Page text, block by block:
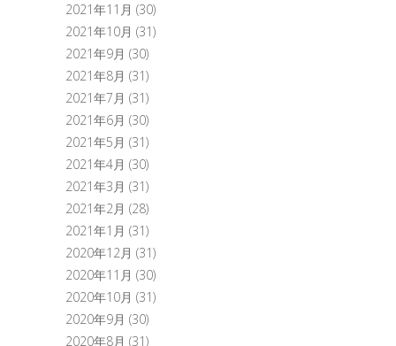
2021年11月 (30)
2021年10月 (31)
2021年9月 (30)
2021年8月 (31)
2021年7月 (31)
2021年6月 (30)
2021年5月 (31)
2021年4月 (30)
2021年3月 (31)
2021年2月 (28)
2021年1月 (31)
2020年12月 (31)
2020年11月 (30)
2020年10月 (31)
2020年9月 (30)
2020年8月 (31)